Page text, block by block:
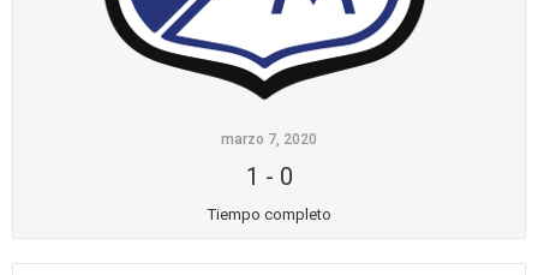
marzo 7, 2020
1 - 0
Tiempo completo